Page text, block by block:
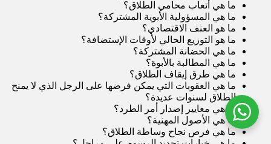
ما هي أتعاب محامي الطلاق؟
ما هي المسؤولية الأبوية المشتركة؟
ما هو العنف الاقتصادي؟
ما هو التوزيع الحالي لأوقات الإستضافة؟
ما هي الحضانة المشتركة؟
ما هي المطالبة بالأبوة؟
ما هي طرق إيقاف الطلاق؟
ما هي العقوبات التي يمكن فرضها على الرجل الذي لا يمنح
الطلاق لسنوات عديدة؟
ما هي معايير إصدار أمر الطرد؟
ما هي الأصول المهنية؟
ما هي فرص نجاح وساطة الطلاق؟